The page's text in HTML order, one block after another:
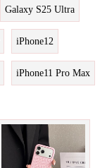
Galaxy S25 Ultra
iPhone12
iPhone11 Pro Max